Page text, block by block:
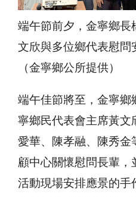
端午節前夕，金寧鄉長
文欣與多位鄉代表慰問
（金寧鄉公所提供）
端午佳節將至，金寧鄉
寧鄉民代表會主席黃文
愛華、陳孝融、陳秀金
顧中心關懷慰問長輩，
活動現場安排應景的手